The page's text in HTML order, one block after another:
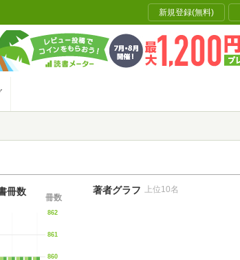
新規登録(無料)
860
861
862
冊数
冊数 著者グラフ 上位10名